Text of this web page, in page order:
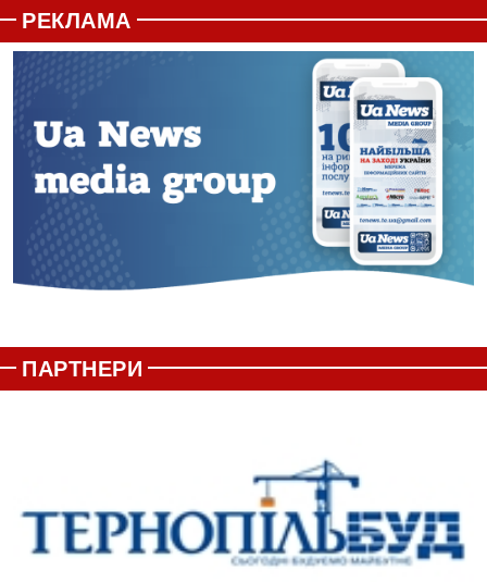
РЕКЛАМА
ПАРТНЕРИ